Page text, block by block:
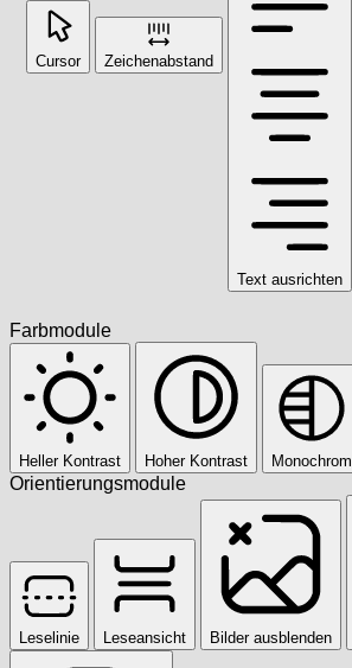
Cursor Zeichenabstand
Text ausrichten
Farbmodule
Heller Kontrast Hoher Kontrast Monochrom
Orientierungsmodule
Leselinie Leseansicht Bilder ausblenden